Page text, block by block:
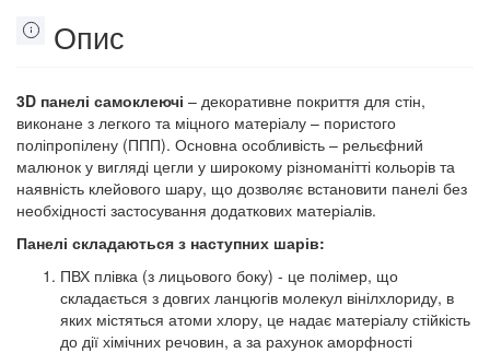
Опис
3D панелі самоклеючі – декоративне покриття для стін,
виконане з легкого та міцного матеріалу – пористого
поліпропілену (ППП). Основна особливість – рельєфний
малюнок у вигляді цегли у широкому різноманітті кольорів та
наявність клейового шару, що дозволяє встановити панелі без
необхідності застосування додаткових матеріалів.
Панелі складаються з наступних шарів:
ПВХ плівка (з лицьового боку) - це полімер, що
складається з довгих ланцюгів молекул вінілхлориду, в
яких містяться атоми хлору, це надає матеріалу стійкість
до дії хімічних речовин, а за рахунок аморфності